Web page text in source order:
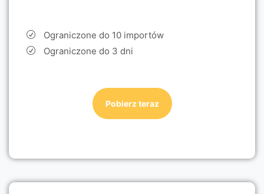
Ograniczone do 10 importów
Ograniczone do 3 dni
Pobierz teraz